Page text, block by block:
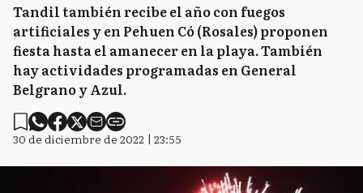
Tandil también recibe el año con fuegos
artificiales y en Pehuen Có (Rosales) proponen
fiesta hasta el amanecer en la playa. También
hay actividades programadas en General
Belgrano y Azul.
30 de diciembre de 2022 | 23:55